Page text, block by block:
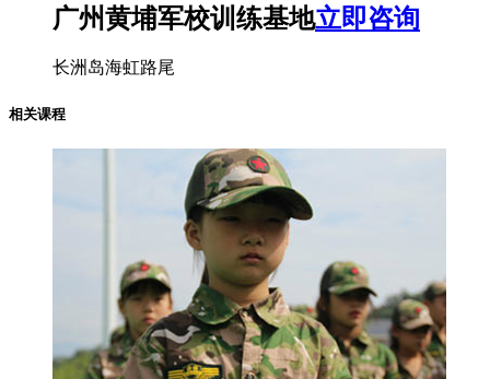
广州黄埔军校训练基地立即咨询
长洲岛海虹路尾
相关课程